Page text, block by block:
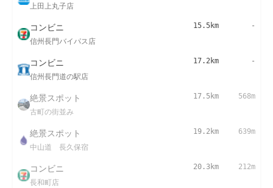
上田上丸子店
コンビニ
信州長門バイパス店
15.5km -
コンビニ
信州長門道の駅店
17.2km -
絶景スポット
古町の街並み
17.5km 568m
絶景スポット
中山道 長久保宿
19.2km 639m
コンビニ
長和町店
20.3km 212m